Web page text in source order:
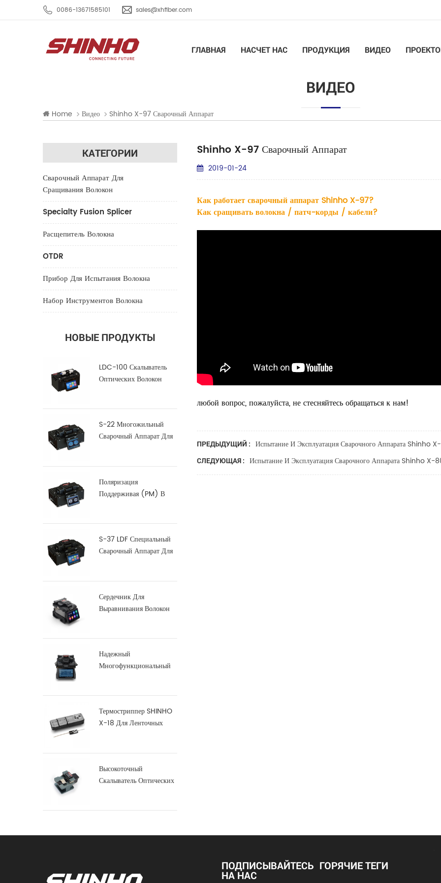
0086-13671585101 sales@xhfiber.com
ГЛАВНАЯ НАСЧЕТ НАС ПРОДУКЦИЯ ВИДЕО
ВИДЕО
Home Видео Shinho X-97 Сварочный Аппарат
КАТЕГОРИИ
Сварочный Аппарат Для
Сращивания Волокон
Specialty Fusion Splicer
Расщепитель Волокна
OTDR
Прибор Для Испытания Волокна
Набор Инструментов Волокна
НОВЫЕ ПРОДУКТЫ
LDC-100 Скалыватель
Оптических Волокон
S-22 Многожильный
Сварочный Аппарат Для
Поляризация
Поддерживая (PM) В
S-37 LDF Специальный
Сварочный Аппарат Для
Сердечник Для
Выравнивания Волокон
Надежный
Многофункциональный
Термостриппер SHINHO
X-18 Для Ленточных
Высокоточный
Скалыватель Оптических
Shinho X-97 Сварочный Аппарат
2019-01-24
Как работает сварочный аппарат Shinho X-97?
Как сращивать волокна / патч-корды / кабели?
любой вопрос, пожалуйста, не стесняйтесь обращаться к нам!
ПРЕДЫДУЩИЙ : Испытание И Эксплуатация Сварочного Аппарата Shinho
СЛЕДУЮЩАЯ : Испытание И Эксплуатация Сварочного Аппарата Shinho X-
ПОДПИСЫВАЙТЕСЬ
НА НАС
ГОРЯЧИЕ ТЕГИ